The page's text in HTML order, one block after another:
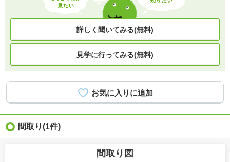
詳しく聞いてみる(無料)
見学に行ってみる(無料)
間取り(1件)
間取り図